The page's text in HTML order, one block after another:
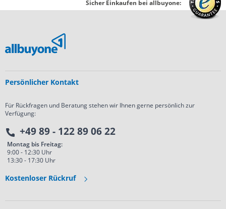
Sicher Einkaufen bei allbuyone:
Persönlicher Kontakt
Für Rückfragen und Beratung stehen wir Ihnen gerne persönlich zur
Verfügung:
+49 89 - 122 89 06 22
Montag bis Freitag:
9:00 - 12:30 Uhr
13:30 - 17:30 Uhr
Kostenloser Rückruf